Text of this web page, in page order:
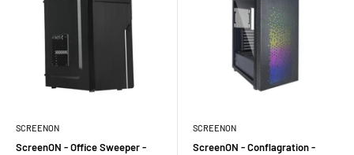
SCREENON
ScreenON - Office Sweeper -
SCREENON
ScreenON - Conflagration -